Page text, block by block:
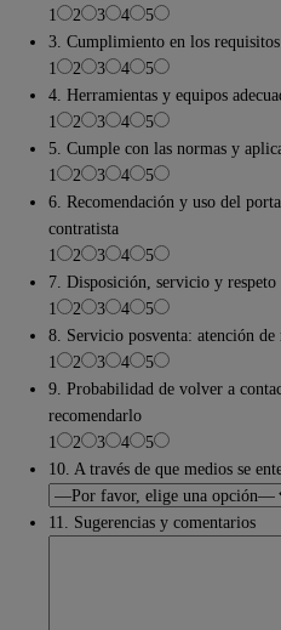
1
2 3 4
5
3. Cumplimiento en los
1
2 3 4
5
4. Herramientas y equipos
1
2 3 4
5
5. Cumple con las normas y
1
2 3 4
5
6. Recomendación y uso del
contratista
1
2 3 4
5
7. Disposición, servicio y
1
2 3 4
5
8. Servicio posventa: atención de
1
2 3 4
5
9. Probabilidad de volver a
recomendarlo
1
2 3 4
5
10. A través de que medios se
11. Sugerencias y comentarios